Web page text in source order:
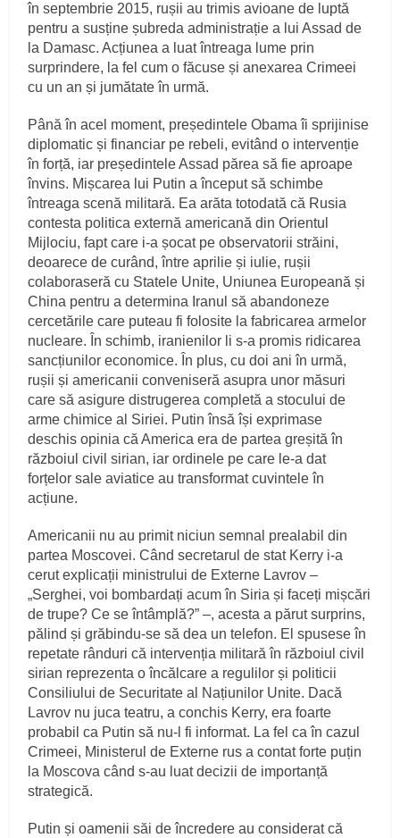
în septembrie 2015, rușii au trimis avioane de luptă
pentru a susține șubreda administrație a lui Assad de
la Damasc. Acțiunea a luat întreaga lume prin
surprindere, la fel cum o făcuse și anexarea Crimeei
cu un an și jumătate în urmă.
Până în acel moment, președintele Obama îi sprijinise
diplomatic și financiar pe rebeli, evitând o intervenție
în forță, iar președintele Assad părea să fie aproape
învins. Mișcarea lui Putin a început să schimbe
întreaga scenă militară. Ea arăta totodată că Rusia
contesta politica externă americană din Orientul
Mijlociu, fapt care i‑a șocat pe observatorii străini,
deoarece de curând, între aprilie și iulie, rușii
colaboraseră cu Statele Unite, Uniunea Europeană și
China pentru a determina Iranul să abandoneze
cercetările care puteau fi folosite la fabricarea armelor
nucleare. În schimb, iranienilor li s‑a promis ridicarea
sancțiunilor economice. În plus, cu doi ani în urmă,
rușii și americanii conveniseră asupra unor măsuri
care să asigure distrugerea completă a stocului de
arme chimice al Siriei. Putin însă își exprimase
deschis opinia că America era de partea greșită în
războiul civil sirian, iar ordinele pe care le‑a dat
forțelor sale aviatice au transformat cuvintele în
acțiune.
Americanii nu au primit niciun semnal prealabil din
partea Moscovei. Când secretarul de stat Kerry i‑a
cerut explicații ministrului de Externe Lavrov –
„Serghei, voi bombardați acum în Siria și faceți mișcări
de trupe? Ce se întâmplă?” –, acesta a părut surprins,
pălind și grăbindu‑se să dea un telefon. El spusese în
repetate rânduri că intervenția militară în războiul civil
sirian reprezenta o încălcare a regulilor și politicii
Consiliului de Securitate al Națiunilor Unite. Dacă
Lavrov nu juca teatru, a conchis Kerry, era foarte
probabil ca Putin să nu‑l fi informat. La fel ca în cazul
Crimeei, Ministerul de Externe rus a contat forte puțin
la Moscova când s‑au luat decizii de importanță
strategică.
Putin și oamenii săi de încredere au considerat că